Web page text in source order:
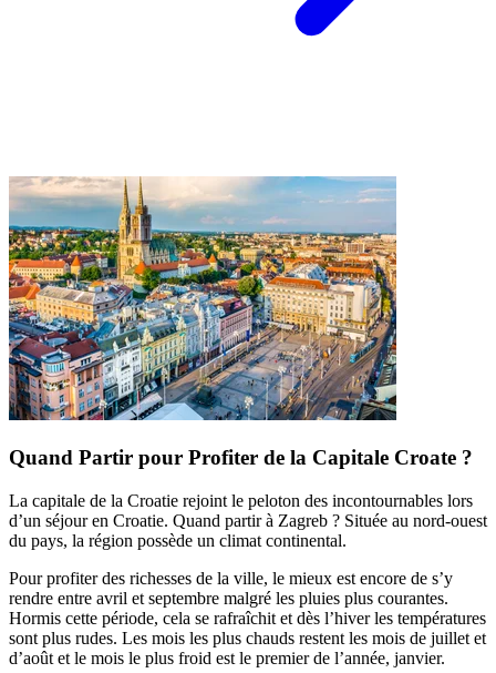
Quand Partir pour Profiter de la Capitale Croate ?
La capitale de la Croatie rejoint le peloton des incontournables lors
d’un séjour en Croatie. Quand partir à Zagreb ? Située au nord-ouest
du pays, la région possède un climat continental.
Pour profiter des richesses de la ville, le mieux est encore de s’y
rendre entre avril et septembre malgré les pluies plus courantes.
Hormis cette période, cela se rafraîchit et dès l’hiver les températures
sont plus rudes. Les mois les plus chauds restent les mois de juillet et
d’août et le mois le plus froid est le premier de l’année, janvier.